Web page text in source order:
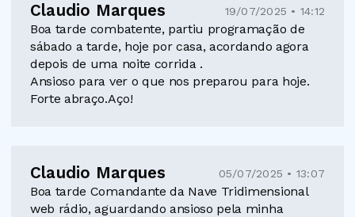
Claudio Marques 19/07/2025 • 14:12
Boa tarde combatente, partiu programação de
sábado a tarde, hoje por casa, acordando agora
depois de uma noite corrida .
Ansioso para ver o que nos preparou para hoje.
Forte abraço.Aço!
Claudio Marques 05/07/2025 • 13:07
Boa tarde Comandante da Nave Tridimensional
web rádio, aguardando ansioso pela minha